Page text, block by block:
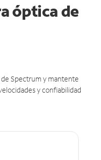
óptica de
Spectrum y mantente
y confiabilidad